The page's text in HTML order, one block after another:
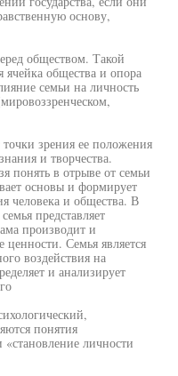
основу,
обществом. Такой
ячейка общества и опора
семьи на личность
зрения ее положения
и творчества.
понять в отрыве от семьи
основы и формирует
человека и общества. В
представляет
производит и
ценности. Семья является
воздействия на
и анализирует
понятия
личности